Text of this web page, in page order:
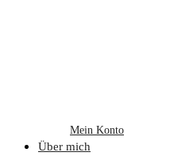
Mein Konto
Über mich